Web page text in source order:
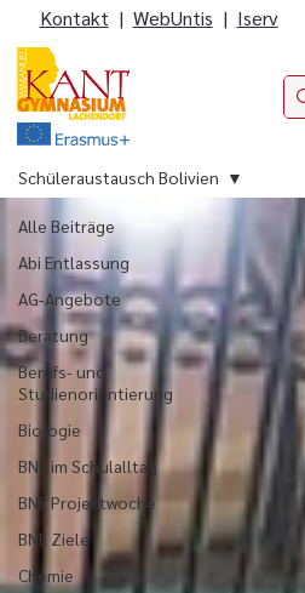
Kontakt | WebUntis | Iserv
Alle Beiträge
Abi Entlassung
AG-Angebote
Beratung
Berufs- und
Studienorientierung
Biologie
BNE im Schulalltag
BNE Projektwoche
BNE Ziele
Chemie
Schüleraustausch Bolivien